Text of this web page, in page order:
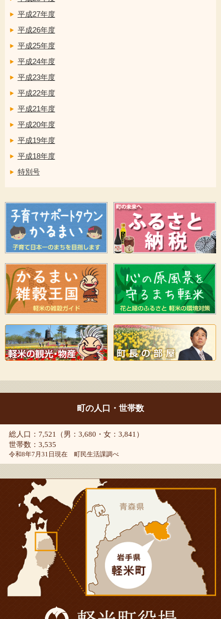
平成27年度
平成26年度
平成25年度
平成24年度
平成23年度
平成22年度
平成21年度
平成20年度
平成19年度
平成18年度
特別号
町の人口・世帯数
総人口：7,521（男：3,680・女：3,841）
世帯数：3,535
令和8年7月31日現在 町民生活課調べ